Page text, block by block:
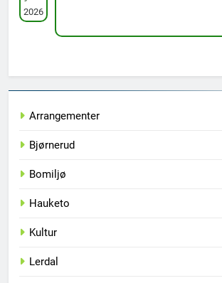
2026
Arrangementer
Bjørnerud
Bomiljø
Hauketo
Kultur
Lerdal